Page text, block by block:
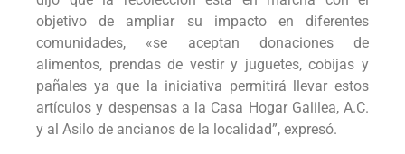
objetivo de ampliar su impacto en diferentes
comunidades, «se aceptan donaciones de
alimentos, prendas de vestir y juguetes, cobijas y
pañales ya que la iniciativa permitirá llevar estos
artículos y despensas a la Casa Hogar Galilea, A.C.
y al Asilo de ancianos de la localidad”, expresó.